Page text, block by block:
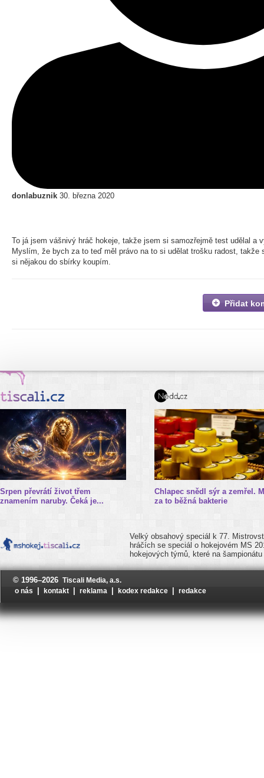
donlabuznik 30. března 2020
To já jsem vášnivý hráč hokeje, takže jsem si samozřejmě test udělal a
Myslím, že bych za to teď měl právo na to si udělat trošku radost, takže
si nějakou do sbírky koupím.
Přidat
Srpen převrátí život třem
znamením naruby. Čeká je...
Chlapec snědl sýr a zemřel.
za to běžná bakterie
Velký obsahový speciál k 77.
hráčích se speciál o hokejovém MS
hokejových týmů, které na
© 1996–2026 Tiscali Media, a.s.
o nás
kontakt reklama kodex redakce redakce